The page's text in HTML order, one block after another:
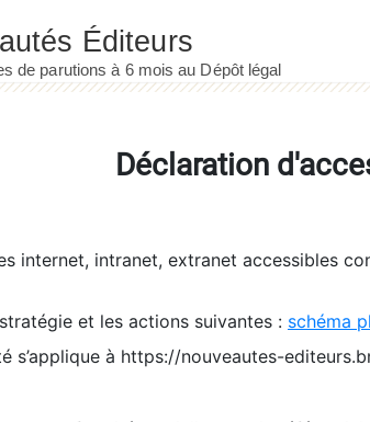
Déclaration
internet, intranet, extranet accessibles
et les actions suivantes : schéma
s’applique à https://nouveautes-